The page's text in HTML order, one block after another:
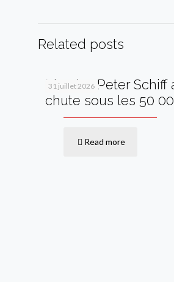
Related posts
31 juillet 2026
Bitcoin : Peter Schiff
chute sous les 50
Read more